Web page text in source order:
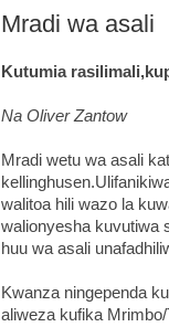
Mradi wa asali
Kutumia
Na Oliver Zantow
Mradi wetu wa asali
walitoa hili wazo la
walionyesha kuvutiwa
huu wa asali
Kwanza ningependa
aliweza kufika